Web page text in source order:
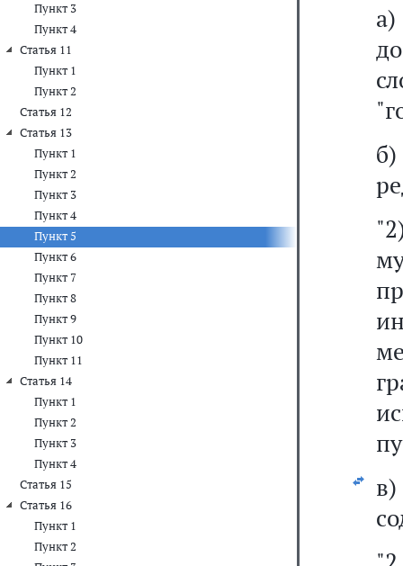
Пункт 3
Пункт 4
Статья 11
Пункт 1
Пункт 2
Статья 12
Статья 13
Пункт 1
Пункт 2
Пункт 3
Пункт 4
Пункт 5
Пункт 6
Пункт 7
Пункт 8
Пункт 9
Пункт 10
Пункт 11
Статья 14
Пункт 1
Пункт 2
Пункт 3
Пункт 4
Статья 15
Статья 16
Пункт 1
Пункт 2